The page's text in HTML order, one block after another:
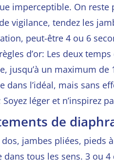
imperceptible. On reste
vigilance, tendez les
peut-être 4 ou 6
d’or: Les deux
jusqu’à un maximum
dans l’idéal, mais sans
Soyez léger et n’inspirez
de
dos, jambes pliées, pieds
dans tous les sens. 3 ou